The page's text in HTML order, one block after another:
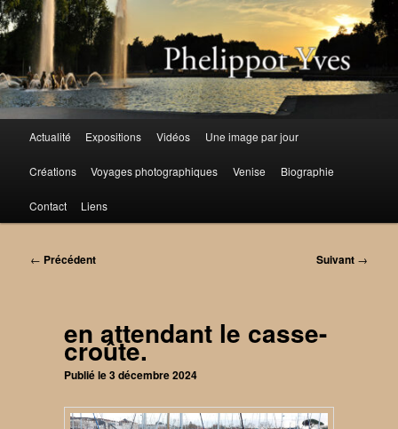
Aller
au
contenu
principal
Actualité Expositions Vidéos Une image par jour
Créations Voyages photographiques Venise Biographie
Contact Liens
Navigation
← Précédent Suivant →
en attendant le casse-
croûte.
Publié le3 décembre 2024